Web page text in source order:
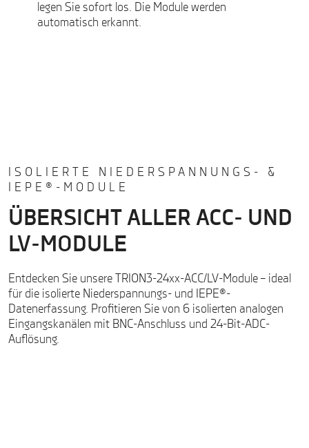
legen Sie sofort los. Die Module werden
automatisch erkannt.
ISOLIERTE NIEDERSPANNUNGS- &
IEPE®-MODULE
ÜBERSICHT ALLER ACC- UND
LV-MODULE
Entdecken Sie unsere TRION3-24xx-ACC/LV-Module – ideal
für die isolierte Niederspannungs- und IEPE®-
Datenerfassung. Profitieren Sie von 6 isolierten analogen
Eingangskanälen mit BNC-Anschluss und 24-Bit-ADC-
Auflösung.